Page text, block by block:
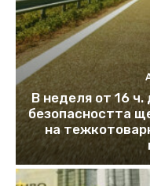
В неделя от 16
безопасността
на